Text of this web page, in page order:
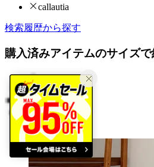
callautia
検索履歴から探す
購入済みアイテムのサイズ